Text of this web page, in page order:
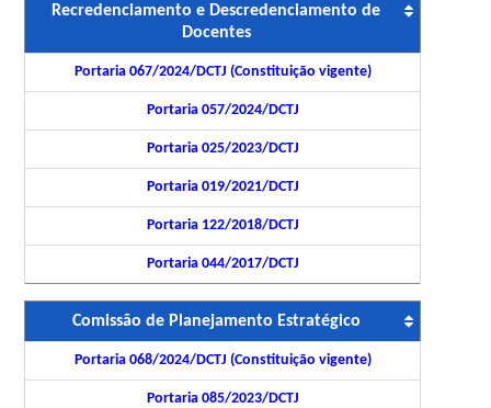
Recredenciamento e Descredenciamento de
Docentes
Portaria 067/2024/DCTJ (Constituição vigente)
Portaria 057/2024/DCTJ
Portaria 025/2023/DCTJ
Portaria 019/2021/DCTJ
Portaria 122/2018/DCTJ
Portaria 044/2017/DCTJ
Comissão de Planejamento Estratégico
Portaria 068/2024/DCTJ (Constituição vigente)
Portaria 085/2023/DCTJ